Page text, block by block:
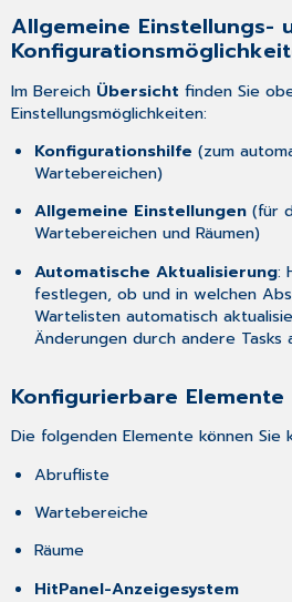
Taskbezogene
Einstellungen
Listenansichten
konfigurieren
Allgemeine Einstellungs-
Im Bereich Übersicht finden Sie
Einstellungsmöglichkeiten:
Konfigurationshilfe (zum
Wartebereichen)
Allgemeine Einstellungen(für
Wartebereichen und Räumen)
Automatische Aktualisierung:
festlegen, ob und in welchen
Wartelisten automatisch
Änderungen durch andere Tasks
Konfigurierbare Elemente
Die folgenden Elemente können Sie
Abrufliste
Wartebereiche
Räume
HitPanel-Anzeigesystem